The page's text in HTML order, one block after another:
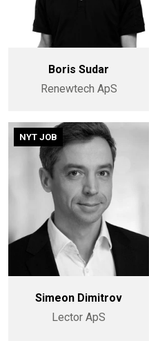
Boris Sudar
Renewtech ApS
NYT JOB
Simeon Dimitrov
Lector ApS